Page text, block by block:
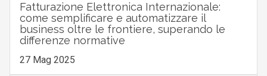
Fatturazione Elettronica Internazionale:
come semplificare e automatizzare il
business oltre le frontiere, superando le
differenze normative
27 Mag 2025